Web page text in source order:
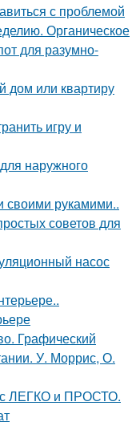
с проблемой
Органическое
для разумно-
дом или квартиру
игру и
наружного
своими рукамими..
советов для
насос
Графический
У. Моррис, О.
ЛЕГКО и ПРОСТО.